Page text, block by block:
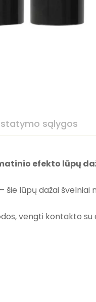
sąlygos
efekto lūpų
lūpų dažai švelniai
vengti kontakto su